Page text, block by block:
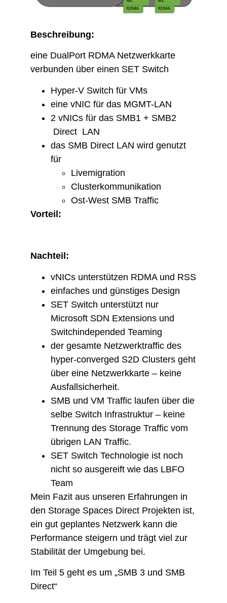
Beschreibung:
eine DualPort RDMA Netzwerkkarte
verbunden über einen SET Switch
Hyper-V Switch für VMs
eine vNIC für das MGMT-LAN
2 vNICs für das SMB1 + SMB2
Direct LAN
das SMB Direct LAN w​ird genutzt
für
Livemigration
Clusterkommunikation
Ost-West SMB Traffic
Vorteil:
Nachteil:
vNICs unterstützen RDMA und RSS
einfaches und günstiges Design
SET Switch unterstützt nur
Microsoft SDN Extensions und
Switchindepended Teaming
der gesamte Netzwerktraffic des
hyper-converged S2D Clusters geht
über eine Netzwerkkarte – keine
Ausfallsicherheit.
SMB und VM Traffic laufen über die
selbe Switch Infrastruktur – keine
Trennung des Storage Traffic vom
übrigen LAN Traffic.
SET Switch Technologie ist noch
nicht so ausgereift wie das LBFO
Team
​Mein Fazit ​aus unseren Erfahrungen in
den Storage Spaces Direct Projekten ist,
ein gut geplantes Netzwerk kann die
Performance steigern und trägt viel zur
Stabilität der Umgebung bei.
Im Teil 5 geht es um „SMB 3 und SMB
Direct“